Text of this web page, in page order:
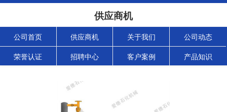
供应商机
公司首页 供应商机 关于我们 公司动态
荣誉认证 招聘中心 客户案例 产品知识